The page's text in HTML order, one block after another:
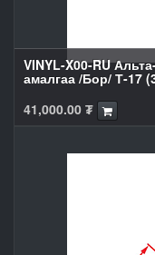
VINYL-X00-RU
амалгаа /Бор/ Т-17
41,000.00 ₮